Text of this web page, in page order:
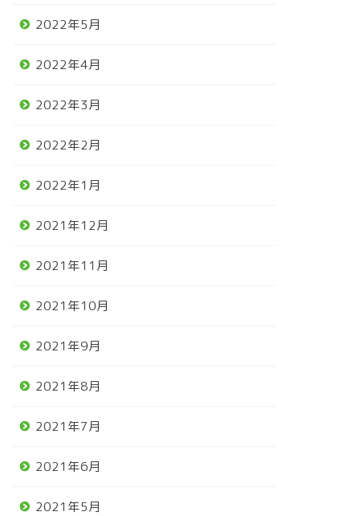
2022年5月
2022年4月
2022年3月
2022年2月
2022年1月
2021年12月
2021年11月
2021年10月
2021年9月
2021年8月
2021年7月
2021年6月
2021年5月